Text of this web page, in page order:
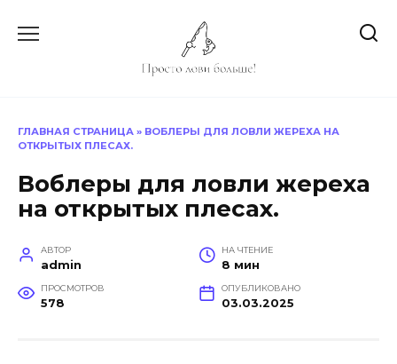
ГЛАВНАЯ СТРАНИЦА » ВОБЛЕРЫ ДЛЯ ЛОВЛИ ЖЕРЕХА НА
ОТКРЫТЫХ ПЛЕСАХ.
Воблеры для ловли жереха
на открытых плесах.
АВТОР
admin
НА ЧТЕНИЕ
8 мин
ПРОСМОТРОВ
578
ОПУБЛИКОВАНО
03.03.2025